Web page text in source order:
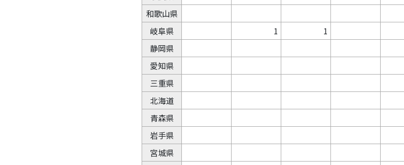
和歌山県
岐阜県
1 1
静岡県
愛知県
三重県
北海道
青森県
岩手県
宮城県